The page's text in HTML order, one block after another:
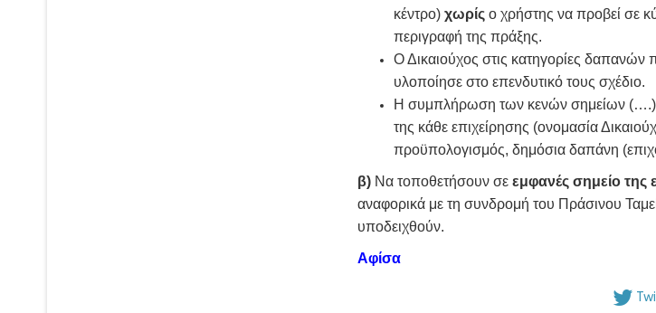
κέντρο) χωρίςο χρήστης να προβεί σε
περιγραφή της πράξης.
Ο Δικαιούχος στις κατηγορίες δαπανών
υλοποίησε στο επενδυτικό τους σχέδιο.
Η συμπλήρωση των κενών σημείων (….)
της κάθε επιχείρησης (ονομασία
προϋπολογισμός, δημόσια δαπάνη
β)Να τοποθετήσουν σε εμφανές σημείο της
αναφορικά με τη συνδρομή του Πράσινου
υποδειχθούν.
Αφίσα